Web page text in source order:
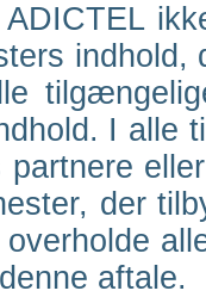
I alle
der
aftale.